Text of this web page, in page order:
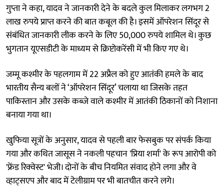
गुप्ता ने कहा, यादव ने जानकारी देने के बदले कुल मिलाकर लगभग 2
लाख रुपये प्राप्त करने की बात कबूल की है। इसमें ऑपरेशन सिंदूर से
संबंधित जानकारी लीक करने के लिए 50,000 रुपये शामिल थे। कुछ
भुगतान यूएसडीटी के माध्यम से क्रिप्टोकरेंसी में भी किए गए थे।
जम्मू कश्मीर के पहलगाम में 22 अप्रैल को हुए आतंकी हमले के बाद
भारतीय सैन्य बलों ने ‘ऑपरेशन सिंदूर’ चलाया था जिसके तहत
पाकिस्तान और उसके कब्जे वाले कश्मीर में आतंकी ठिकानों को निशाना
बनाया गया था।
खुफिया सूत्रों के अनुसार, यादव से पहली बार फेसबुक पर संपर्क किया
गया और कथित जासूस ने नकली पहचान 'प्रिया शर्मा' के रूप आरोपी को
'फ्रेंड रिक्वेस्ट' भेजी। दोनों के बीच नियमित संवाद होने लगा और वे
व्हाट्सएप और बाद में टेलीग्राम पर भी बातचीत करने लगे।